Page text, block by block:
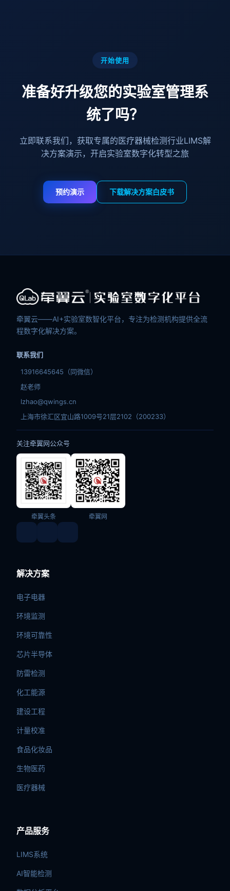
开始使用
准备好升级您的实验室管理系
统了吗？
立即联系我们，获取专属的医疗器械检测行业LIMS解
决方案演示，开启实验室数字化转型之旅
预约演示 下载解决方案白皮书
牵翼云——AI+实验室数智化平台，专注为检测机构提供全流
程数字化解决方案。
联系我们
13916645645（同微信）
赵老师
lzhao@qwings.cn
上海市徐汇区宜山路1009号21层2102（200233）
关注牵翼网公众号
牵翼头条 牵翼网
解决方案
电子电器
环境监测
环境可靠性
芯片半导体
防雷检测
化工能源
建设工程
计量校准
食品化妆品
生物医药
医疗器械
产品服务
LIMS系统
AI智能检测